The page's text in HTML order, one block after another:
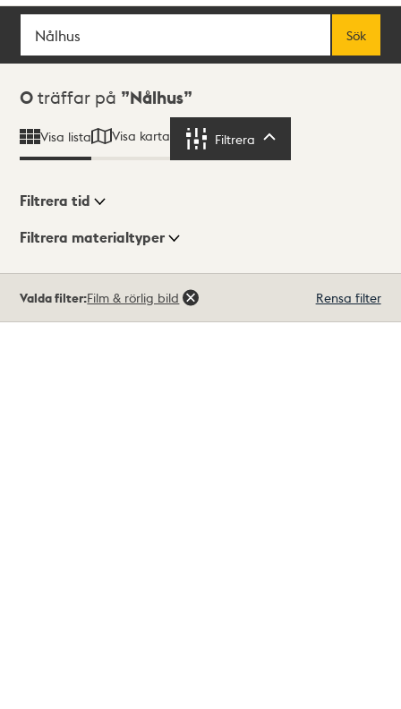
Sök
Sök
Sökresultat
0 träffar på Nålhus
Visa lista Visa karta Filtrera
Visningsläge
Filtrera tid
Filtrera materialtyper
träffar
Valda filter:Film & rörlig bild Rensa filter